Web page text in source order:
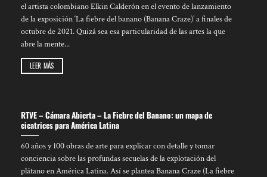
el artista colombiano Elkin Calderón en el evento de lanzamiento
de la exposición ‘La fiebre del banano (Banana Craze)’ a finales de
octubre de 2021. Quizá sea esa particularidad de las artes la que
abre la mente...
LEER MÁS
RTVE – Cámara Abierta – La Fiebre del Banano: un mapa de
cicatrices para América Latina
60 años y 100 obras de arte para explicar con detalle y tomar
conciencia sobre las profundas secuelas de la explotación del
plátano en América Latina. Así se plantea Banana Craze (La fiebre